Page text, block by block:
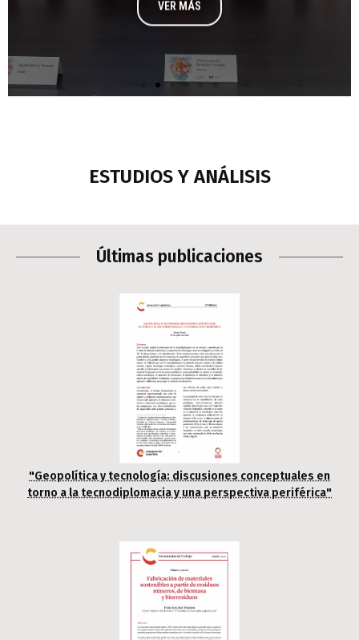
VER MÁS
ESTUDIOS Y ANÁLISIS​
Últimas publicaciones
"Geopolítica y tecnología: discusiones conceptuales en
torno a la tecnodiplomacia y una perspectiva periférica"